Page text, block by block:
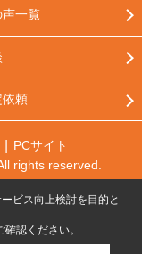
声一覧
依頼
PCサイト
rights reserved.
ビス向上検討を目的と
確認ください。